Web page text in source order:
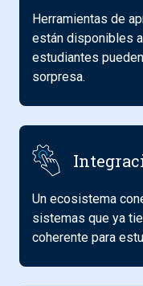
Herramientas de
están disponibles
estudiantes
sorpresa.
Un ecosistema
sistemas que ya
coherente para